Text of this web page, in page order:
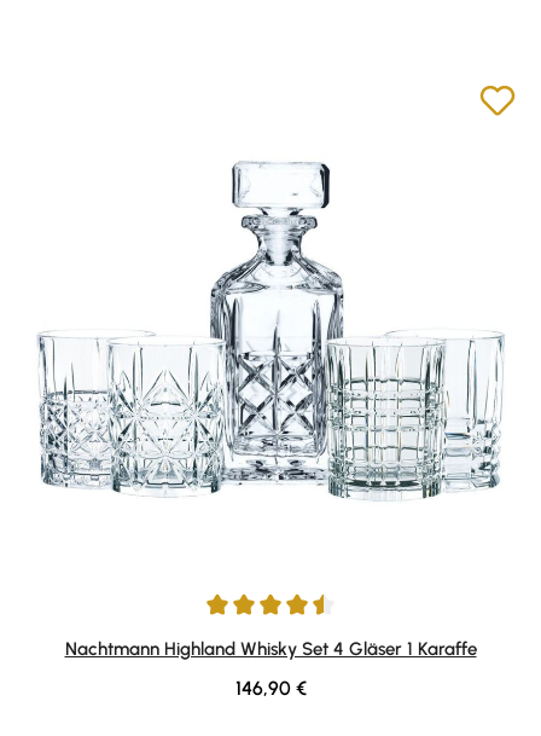
Durchschnittliche Bewertung von 4.5 von 5 Sternen
Nachtmann Highland Whisky Set 4 Gläser 1 Karaffe
Regulärer Preis:
146,90 €